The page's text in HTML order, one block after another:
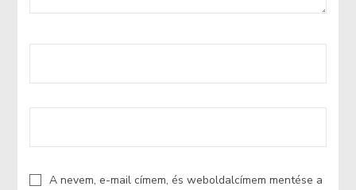
A nevem, e-mail címem, és weboldalcímem mentése a